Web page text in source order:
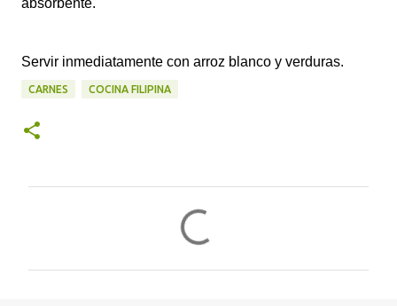
absorbente.
Servir inmediatamente con arroz blanco y verduras.
CARNES COCINA FILIPINA